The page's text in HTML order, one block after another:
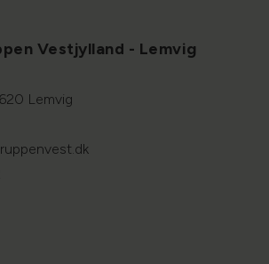
Vestjylland - Lemvig
Lemvig